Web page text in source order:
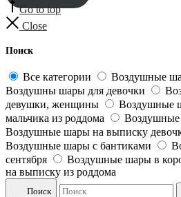
Go to top
Close
Поиск
Все категории
Воздушные
Воздушны шары для девочки
девушки, женщины
Воздушные
мальчика из роддома
Воздушные шары на выписку
Воздушные шары с бантиками
сентября
Воздушные шары в
на выписку из роддома
Поиск